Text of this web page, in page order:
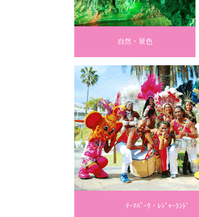
自然・景色
ﾃｰﾏﾊﾟｰｸ・ﾚｼﾞｬｰﾗﾝﾄﾞ